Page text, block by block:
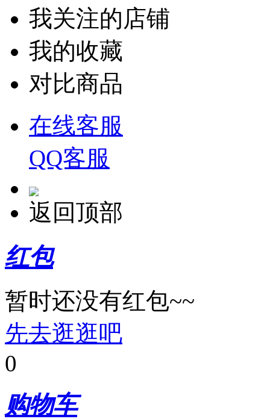
我关注的店铺
我的收藏
对比商品
在线客服
QQ客服
返回顶部
红包
暂时还没有红包~~
先去逛逛吧
0
购物车